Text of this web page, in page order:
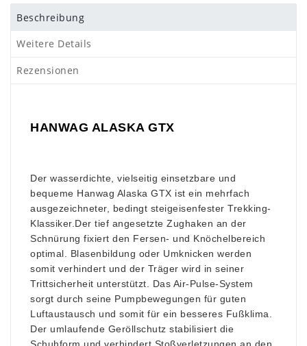
Beschreibung
Weitere Details
Rezensionen
HANWAG ALASKA GTX
Der wasserdichte, vielseitig einsetzbare und
bequeme Hanwag Alaska GTX ist ein mehrfach
ausgezeichneter, bedingt steigeisenfester Trekking-
Klassiker.Der tief angesetzte Zughaken an der
Schnürung fixiert den Fersen- und Knöchelbereich
optimal. Blasenbildung oder Umknicken werden
somit verhindert und der Träger wird in seiner
Trittsicherheit unterstützt. Das Air-Pulse-System
sorgt durch seine Pumpbewegungen für guten
Luftaustausch und somit für ein besseres Fußklima.
Der umlaufende Geröllschutz stabilisiert die
Schuhform und verhindert Stoßverletzungen an den